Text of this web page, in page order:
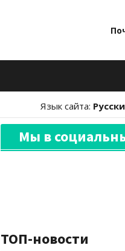
Язык сайта:
Мы в
ТОП-новости